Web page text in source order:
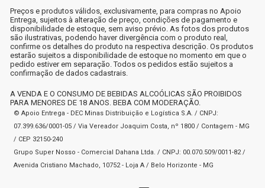
Preços e produtos válidos, exclusivamente, para compras no Apoio
Entrega, sujeitos à alteração de preço, condições de pagamento e
disponibilidade de estoque, sem aviso prévio. As fotos dos produtos
são ilustrativas, podendo haver divergência com o produto real,
confirme os detalhes do produto na respectiva descrição. Os produtos
estarão sujeitos a disponibilidade de estoque no momento em que o
pedido estiver em separação. Todos os pedidos estão sujeitos a
confirmação de dados cadastrais.
A VENDA E O CONSUMO DE BEBIDAS ALCOÓLICAS SÃO PROIBIDOS
PARA MENORES DE 18 ANOS. BEBA COM MODERAÇÃO.
© Apoio Entrega - DEC Minas Distribuição e Logística S.A. / CNPJ:
07.399.636/0001-05 / Via Vereador Joaquim Costa, nº 1800 / Contagem - MG
/ CEP 32150-240
Grupo Super Nosso - Comercial Dahana Ltda. / CNPJ: 00.070.509/0011-82 /
Avenida Cristiano Machado, 10752 - Loja A / Belo Horizonte - MG